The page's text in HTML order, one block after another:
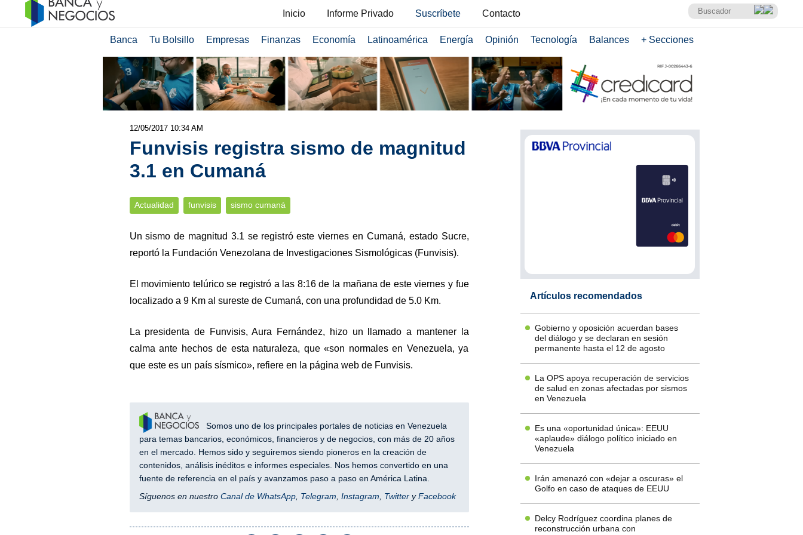
Inicio Informe Privado Suscríbete Contacto
Banca Tu Bolsillo Empresas Finanzas Economía Latinoamérica Energía Opinión Tecnología Balances + Secciones
12/05/2017 10:34 AM
Funvisis registra sismo de magnitud
3.1 en Cumaná
Actualidad funvisis sismo cumaná
Un sismo de magnitud 3.1 se registró este viernes en Cumaná, estado Sucre,
reportó la Fundación Venezolana de Investigaciones Sismológicas (Funvisis).
El movimiento telúrico se registró a las 8:16 de la mañana de este viernes y fue
localizado a 9 Km al sureste de Cumaná, con una profundidad de 5.0 Km.
La presidenta de Funvisis, Aura Fernández, hizo un llamado a mantener la
calma ante hechos de esta naturaleza, que «son normales en Venezuela, ya
que este es un país sísmico», refiere en la página web de Funvisis.
Somos uno de los principales portales de noticias en Venezuela
para temas bancarios, económicos, financieros y de negocios, con más de 20 años
en el mercado. Hemos sido y seguiremos siendo pioneros en la creación de
contenidos, análisis inéditos e informes especiales. Nos hemos convertido en una
fuente de referencia en el país y avanzamos paso a paso en América Latina.
Síguenos en nuestro Canal de WhatsApp, Telegram Instagram TwitteryFacebook
Artículos recomendados
Gobierno y oposición acuerdan bases
del diálogo y se declaran en sesión
permanente hasta el 12 de agosto
La OPS apoya recuperación de servicios
de salud en zonas afectadas por sismos
en Venezuela
Es una «oportunidad única»: EEUU
«aplaude» diálogo político iniciado en
Venezuela
Irán amenazó con «dejar a oscuras» el
Golfo en caso de ataques de EEUU
Delcy Rodríguez coordina planes de
reconstrucción urbana con